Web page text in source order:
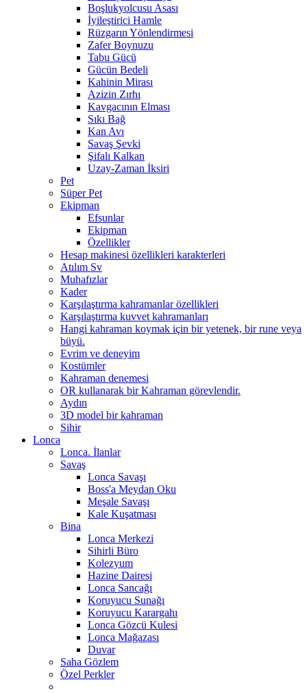
Boşlukyolcusu Asası
İyileştirici Hamle
Rüzgarın Yönlendirmesi
Zafer Boynuzu
Tabu Gücü
Gücün Bedeli
Kahinin Mirası
Azizin Zırhı
Kavgacının Elması
Sıkı Bağ
Kan Avı
Savaş Şevki
Şifalı Kalkan
Uzay-Zaman İksiri
Pet
Süper Pet
Ekipman
Efsunlar
Ekipman
Özellikler
Hesap makinesi özellikleri karakterleri
Atılım Sv
Muhafızlar
Kader
Karşılaştırma kahramanlar özellikleri
Karşılaştırma kuvvet kahramanları
Hangi kahraman koymak için bir yetenek, bir rune veya
büyü.
Evrim ve deneyim
Kostümler
Kahraman denemesi
OR kullanarak bir Kahraman görevlendir.
Aydın
3D model bir kahraman
Sihir
Lonca
Lonca. İlanlar
Savaş
Lonca Savaşı
Boss'a Meydan Oku
Meşale Savaşı
Kale Kuşatması
Bina
Lonca Merkezi
Sihirli Büro
Kolezyum
Hazine Dairesi
Lonca Sancağı
Koruyucu Sunağı
Koruyucu Karargahı
Lonca Gözcü Kulesi
Lonca Mağazası
Duvar
Saha Gözlem
Özel Perkler